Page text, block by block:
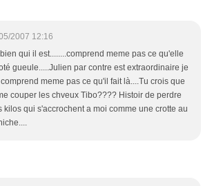
2007 12:16
qui il est........comprend meme pas ce qu'elle
gueule.....Julien par contre est extraordinaire je
meme pas ce qu'il fait là....Tu crois que
couper les chveux Tibo???? Histoir de perdre
kilos qui s'accrochent a moi comme une crotte au